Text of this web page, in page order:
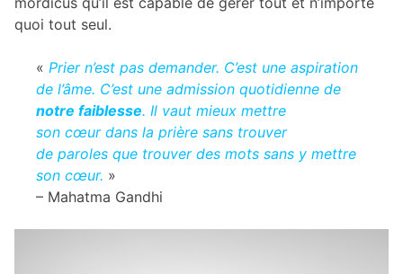
quoi tout seul.
« Prier n’est pas demander. C’est une aspiration
de l’âme. C’est une admission quotidienne de
notre faiblesse. Il vaut mieux mettre
son cœur dans la prière sans trouver
de paroles que trouver des mots sans y mettre
son cœur. »
– Mahatma Gandhi